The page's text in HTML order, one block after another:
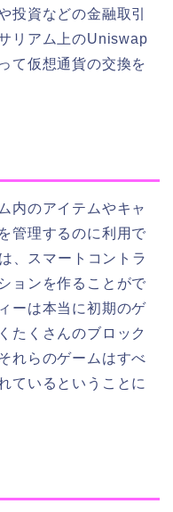
投資などの金融取引
リアム上のUniswap
て仮想通貨の交換を
内のアイテムやキャ
管理するのに利用で
、スマートコントラ
ョンを作ることがで
ーは本当に初期のゲ
たくさんのブロック
れらのゲームはすべ
ているということに